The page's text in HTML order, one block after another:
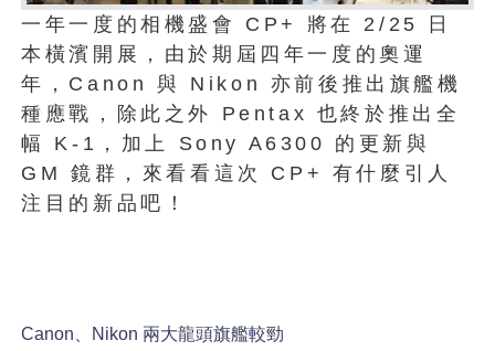
一年一度的相機盛會 CP+ 將在 2/25 日
本橫濱開展，由於期屆四年一度的奧運
年，Canon 與 Nikon 亦前後推出旗艦機
種應戰，除此之外 Pentax 也終於推出全
幅 K-1，加上 Sony A6300 的更新與
GM 鏡群，來看看這次 CP+ 有什麼引人
注目的新品吧！
Canon、Nikon 兩大龍頭旗艦較勁